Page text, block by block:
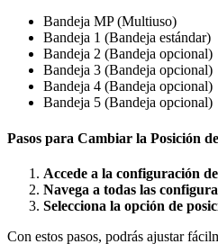
Bandeja MP (Multiuso)
Bandeja 1 (Bandeja estándar)
Bandeja 2 (Bandeja opcional)
Bandeja 3 (Bandeja opcional)
Bandeja 4 (Bandeja opcional)
Bandeja 5 (Bandeja opcional)
Pasos para Cambiar la Posición
Accede a la configuración
Navega a todas las
Selecciona la opción de
Con estos pasos, podrás ajustar